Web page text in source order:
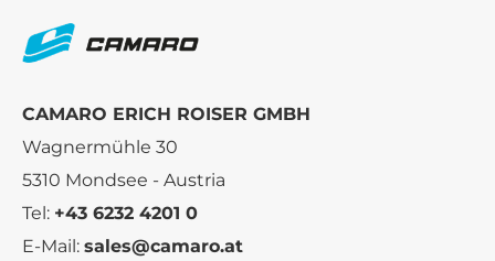
CAMARO ERICH ROISER GMBH
Wagnermühle 30
5310 Mondsee - Austria
Tel: +43 6232 4201 0
E-Mail: sales@camaro.at